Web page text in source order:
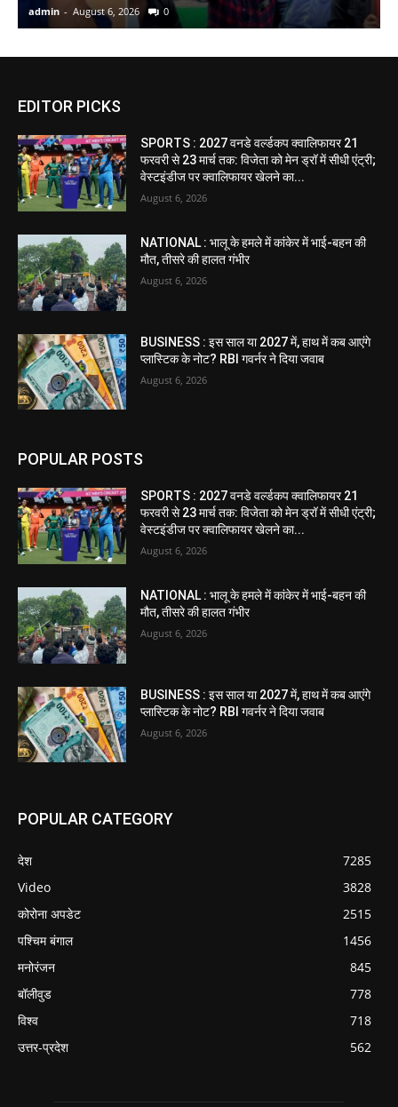
admin - August 6, 2026 0
EDITOR PICKS
SPORTS : 2027 वनडे वर्ल्डकप क्वालिफायर 21
फरवरी से 23 मार्च तक: विजेता को मेन ड्रॉ में सीधी एंट्री;
वेस्टइंडीज पर क्वालिफायर खेलने का...
August 6, 2026
NATIONAL : भालू के हमले में कांकेर में भाई-बहन की
मौत, तीसरे की हालत गंभीर
August 6, 2026
BUSINESS : इस साल या 2027 में, हाथ में कब आएंगे
प्लास्टिक के नोट? RBI गवर्नर ने दिया जवाब
August 6, 2026
POPULAR POSTS
SPORTS : 2027 वनडे वर्ल्डकप क्वालिफायर 21
फरवरी से 23 मार्च तक: विजेता को मेन ड्रॉ में सीधी एंट्री;
वेस्टइंडीज पर क्वालिफायर खेलने का...
August 6, 2026
NATIONAL : भालू के हमले में कांकेर में भाई-बहन की
मौत, तीसरे की हालत गंभीर
August 6, 2026
BUSINESS : इस साल या 2027 में, हाथ में कब आएंगे
प्लास्टिक के नोट? RBI गवर्नर ने दिया जवाब
August 6, 2026
POPULAR CATEGORY
देश
7285
Video
3828
कोरोना अपडेट
2515
पश्चिम बंगाल
1456
मनोरंजन
845
बॉलीवुड
778
विश्व
718
उत्तर-प्रदेश
562